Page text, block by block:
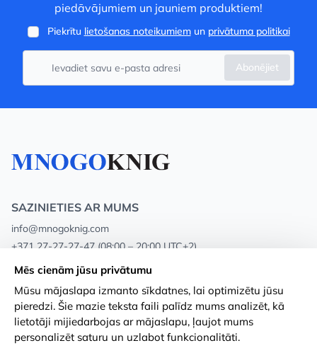
piedāvājumiem un jauniem produktiem!
Piekrītu lietošanas noteikumiemun privātuma politikai
Abonējiet
SAZINIETIES AR MUMS
info@mnogoknig.com
+371 27-27-27-47 (08:00 – 20:00 UTC+2)
Rīga, Augusta Deglava 69d, LV-1082
Par mums
Veikali
Privātuma politika
Noteikumi un nosacījumi
Mēs cienām jūsu privātumu
Mūsu mājaslapa izmanto sīkdatnes, lai optimizētu jūsu
pieredzi. Šie mazie teksta faili palīdz mums analizēt, kā
lietotāji mijiedarbojas ar mājaslapu, ļaujot mums
personalizēt saturu un uzlabot funkcionalitāti.